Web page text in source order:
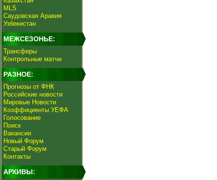
MLS
Саудовская Аравия
Узбекистан
МЕЖСЕЗОНЬЕ:
Трансферы
Контрольные матчи
РАЗНОЕ:
Прогнозы от ФНК
Российские новости
Мировые Новости
Коэффициенты УЕФА
Голосование
Поиск
Вакансии
Новый Форум
Старый Форум
Контакты
АРХИВЫ: